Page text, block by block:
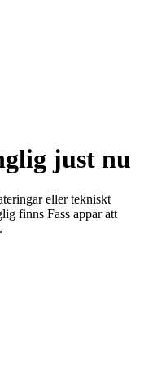
just nu
eller tekniskt
finns Fass appar att